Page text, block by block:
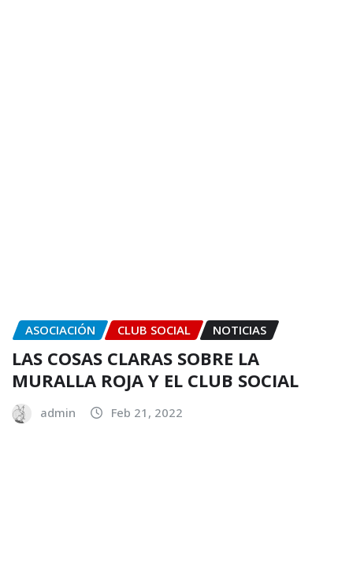
ASOCIACIÓN CLUB SOCIAL NOTICIAS
LAS COSAS CLARAS SOBRE LA
MURALLA ROJA Y EL CLUB SOCIAL
admin Feb 21, 2022